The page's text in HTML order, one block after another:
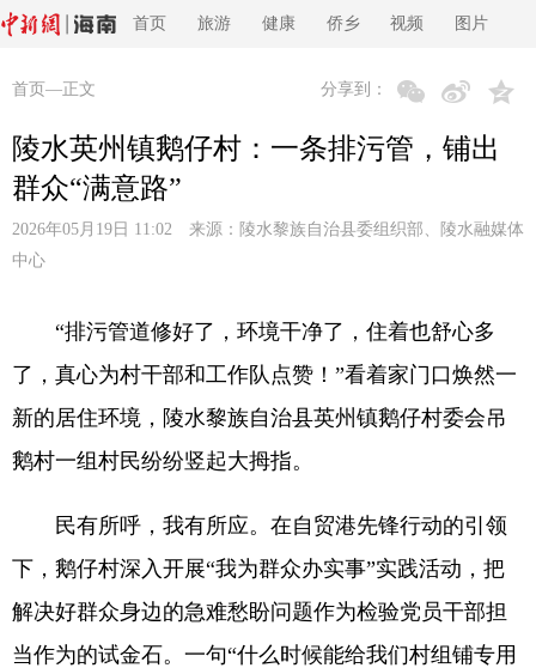
首页 旅游 健康 侨乡 视频 图片
首页 —正文 分享到：
陵水英州镇鹅仔村：一条排污管，铺出
群众“满意路”
2026年05月19日 11:02 来源： 陵水黎族自治县委组织部、陵水融媒体
中心
“排污管道修好了，环境干净了，住着也舒心多
了，真心为村干部和工作队点赞！”看着家门口焕然一
新的居住环境，陵水黎族自治县英州镇鹅仔村委会吊
鹅村一组村民纷纷竖起大拇指。
民有所呼，我有所应。在自贸港先锋行动的引领
下，鹅仔村深入开展“我为群众办实事”实践活动，把
解决好群众身边的急难愁盼问题作为检验党员干部担
当作为的试金石。一句“什么时候能给我们村组铺专用